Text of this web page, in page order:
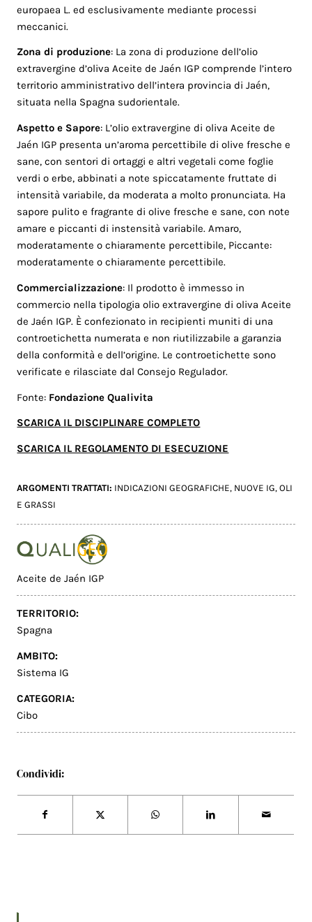
europaea L. ed esclusivamente mediante processi
meccanici.
Zona di produzione: La zona di produzione dell’olio
extravergine d’oliva Aceite de Jaén IGP comprende l’intero
territorio amministrativo dell’intera provincia di Jaén,
situata nella Spagna sudorientale.
Aspetto e Sapore: L’olio extravergine di oliva Aceite de
Jaén IGP presenta un’aroma percettibile di olive fresche e
sane, con sentori di ortaggi e altri vegetali come foglie
verdi o erbe, abbinati a note spiccatamente fruttate di
intensità variabile, da moderata a molto pronunciata. Ha
sapore pulito e fragrante di olive fresche e sane, con note
amare e piccanti di instensità variabile. Amaro,
moderatamente o chiaramente percettibile, Piccante:
moderatamente o chiaramente percettibile.
Commercializzazione: Il prodotto è immesso in
commercio nella tipologia olio extravergine di oliva Aceite
de Jaén IGP. È confezionato in recipienti muniti di una
controetichetta numerata e non riutilizzabile a garanzia
della conformità e dell’origine. Le controetichette sono
verificate e rilasciate dal Consejo Regulador.
Fonte: Fondazione Qualivita
SCARICA IL DISCIPLINARE COMPLETO
SCARICA IL REGOLAMENTO DI ESECUZIONE
ARGOMENTI TRATTATI: INDICAZIONI GEOGRAFICHE, NUOVE IG,OLI
E GRASSI
Aceite de Jaén IGP
TERRITORIO:
Spagna
AMBITO:
Sistema IG
CATEGORIA:
Cibo
Condividi: